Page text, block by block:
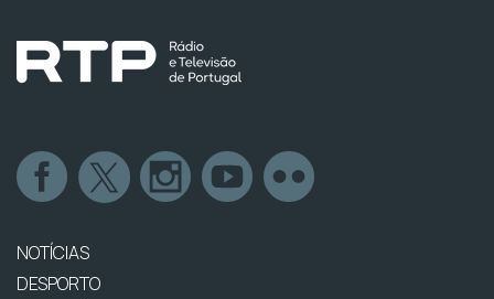
NOTÍCIAS
DESPORTO